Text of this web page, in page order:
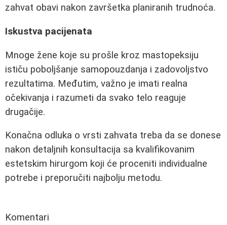
zahvat obavi nakon završetka planiranih trudnoća.
Iskustva pacijenata
Mnoge žene koje su prošle kroz mastopeksiju
ističu poboljšanje samopouzdanja i zadovoljstvo
rezultatima. Međutim, važno je imati realna
očekivanja i razumeti da svako telo reaguje
drugačije.
Konačna odluka o vrsti zahvata treba da se donese
nakon detaljnih konsultacija sa kvalifikovanim
estetskim hirurgom koji će proceniti individualne
potrebe i preporučiti najbolju metodu.
Komentari